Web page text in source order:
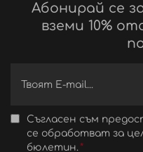
Абонирай се
вземи 10%
Съгласен съм
се обработват за
бюлетин.